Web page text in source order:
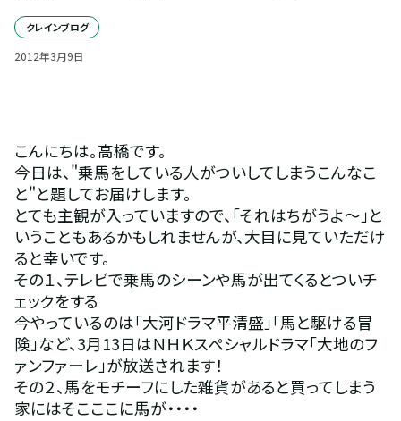
クレインブログ
2012年3月9日
こんにちは。高橋です。
今日は、"乗馬をしている人がついしてしまうこんなこ
と"と題してお届けします。
とても主観が入っていますので、「それはちがうよ～」と
いうこともあるかもしれませんが、大目に見ていただけ
ると幸いです。
その１、テレビで乗馬のシーンや馬が出てくるとついチ
ェックをする
今やっているのは「大河ドラマ平清盛」「馬と駆ける冒
険」など、3月13日はＮＨＫスペシャルドラマ「大地のフ
ァンファーレ」が放送されます！
その２、馬をモチーフにした雑貨があると買ってしまう
家にはそこここに馬が・・・・